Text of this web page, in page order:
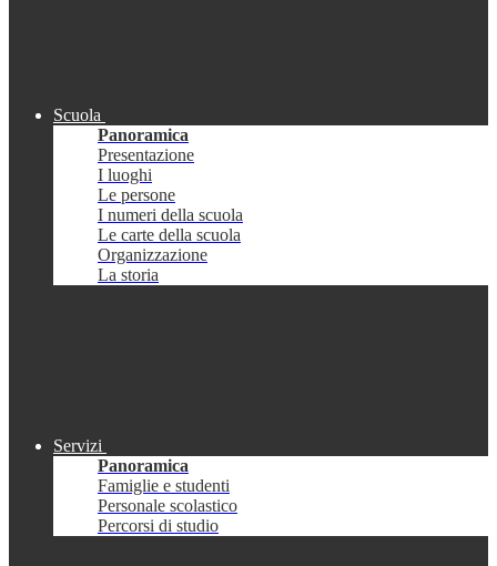
Scuola
Panoramica
Presentazione
I luoghi
Le persone
I numeri della scuola
Le carte della scuola
Organizzazione
La storia
Servizi
Panoramica
Famiglie e studenti
Personale scolastico
Percorsi di studio